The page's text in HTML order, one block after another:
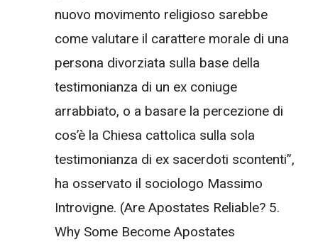
nuovo movimento religioso sarebbe
come valutare il carattere morale di una
persona divorziata sulla base della
testimonianza di un ex coniuge
arrabbiato, o a basare la percezione di
cos’è la Chiesa cattolica sulla sola
testimonianza di ex sacerdoti scontenti”,
ha osservato il sociologo Massimo
Introvigne. (Are Apostates Reliable? 5.
Why Some Become Apostates